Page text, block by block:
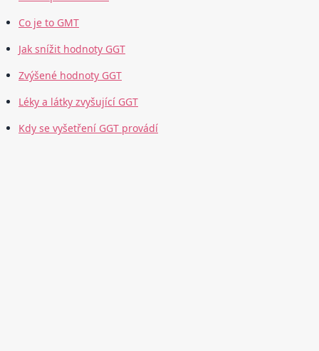
Co je to GMT
Jak snížit hodnoty GGT
Zvýšené hodnoty GGT
Léky a látky zvyšující GGT
Kdy se vyšetření GGT provádí